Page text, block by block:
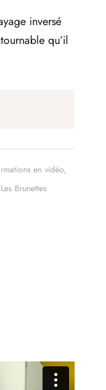
inversé
qu’il
en vidéo,
Les Brunettes